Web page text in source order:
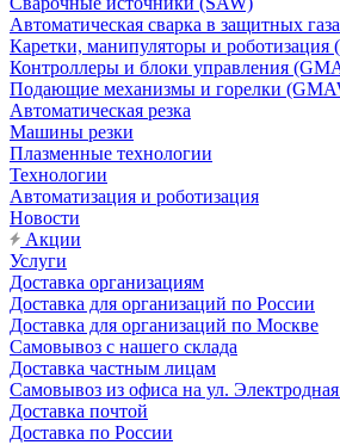
Автоматическая сварка в защитных
Каретки, манипуляторы и роботизация
Контроллеры и блоки управления
Подающие механизмы и горелки
Автоматическая резка
Машины резки
Плазменные технологии
Технологии
Автоматизация и роботизация
Новости
Акции
Услуги
Доставка организациям
Доставка для организаций по России
Доставка для организаций по Москве
Самовывоз с нашего склада
Доставка частным лицам
Самовывоз из офиса на ул. Электродная
Доставка почтой
Доставка по России